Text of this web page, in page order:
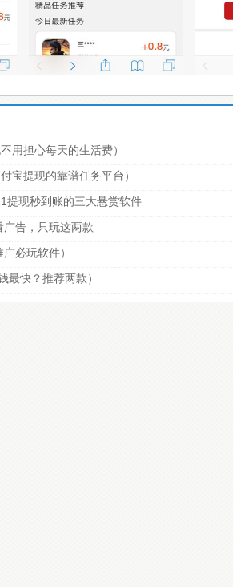
用担心每天的生活费）
宝提现的靠谱任务平台）
提现秒到账的三大悬赏软件
告，只玩这两款
必玩软件）
最快？推荐两款）